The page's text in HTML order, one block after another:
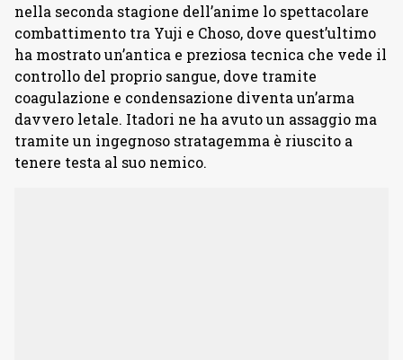
nella seconda stagione dell’anime lo spettacolare
combattimento tra Yuji e Choso, dove quest’ultimo
ha mostrato un’antica e preziosa tecnica che vede il
controllo del proprio sangue, dove tramite
coagulazione e condensazione diventa un’arma
davvero letale. Itadori ne ha avuto un assaggio ma
tramite un ingegnoso stratagemma è riuscito a
tenere testa al suo nemico.